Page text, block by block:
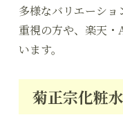
多様なバリエーシ
重視の方や、楽天
います。
菊正宗化粧